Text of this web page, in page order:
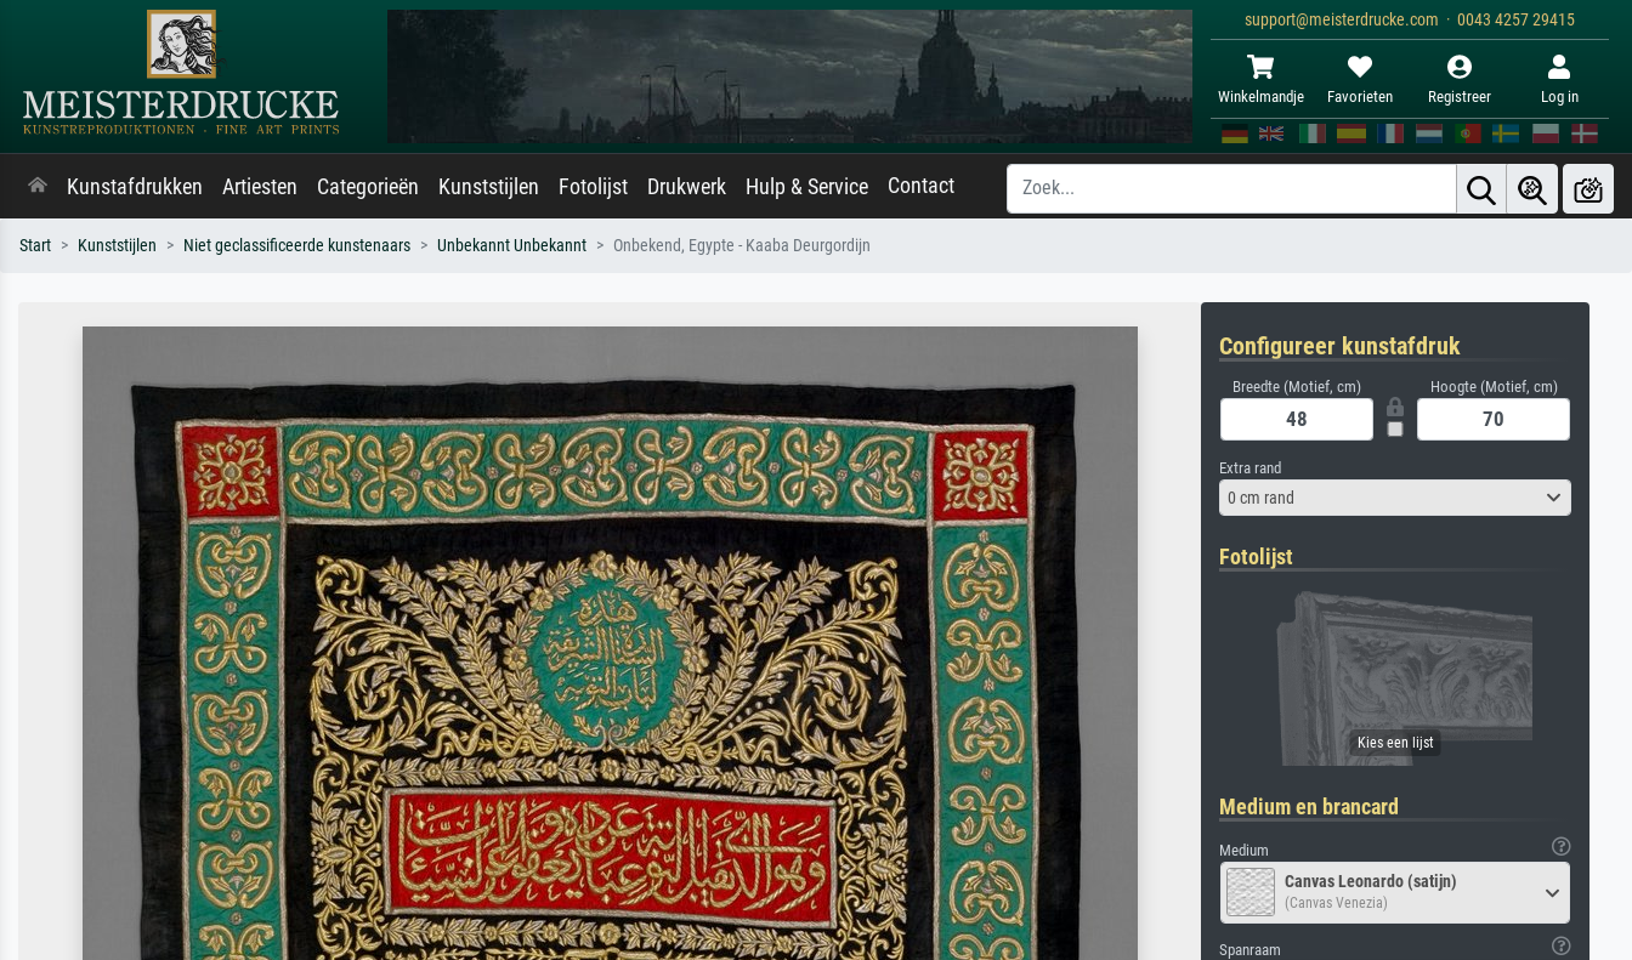
support@meisterdrucke.com · 0043 4257 29415
Winkelmandje Favorieten Registreer Log in
Kunstafdrukken Artiesten Categorieën Kunststijlen Fotolijst Drukwerk Hulp & Service Contact
Start Kunststijlen Niet geclassificeerde kunstenaars Unbekannt Unbekannt Onbekend, Egypte - Kaaba Deurgordijn
Configureer kunstafdruk
Breedte (Motief, cm) Hoogte (Motief, cm)
Extra rand
0 cm rand
Fotolijst
Medium en brancard
Medium
Canvas Leonardo (satijn)
(Canvas Venezia)
Spanraam